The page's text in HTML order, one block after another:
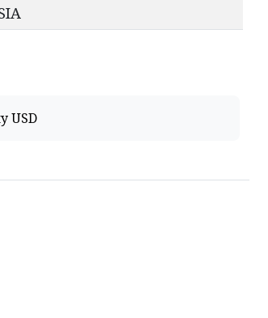
USD